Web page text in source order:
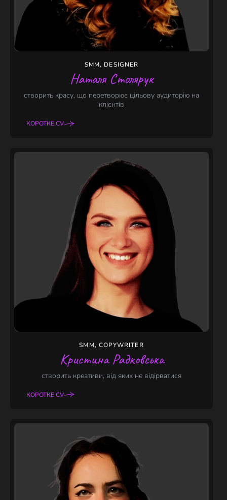
SMM, DESIGNER
Наталя Столярук
створить красу, що перетворює цільову аудиторію на
клієнтів
КОРОТКЕ CV
SMM, COPYWRITER
Кристина Радковська
створить креативи, від яких не відірватися
КОРОТКЕ CV